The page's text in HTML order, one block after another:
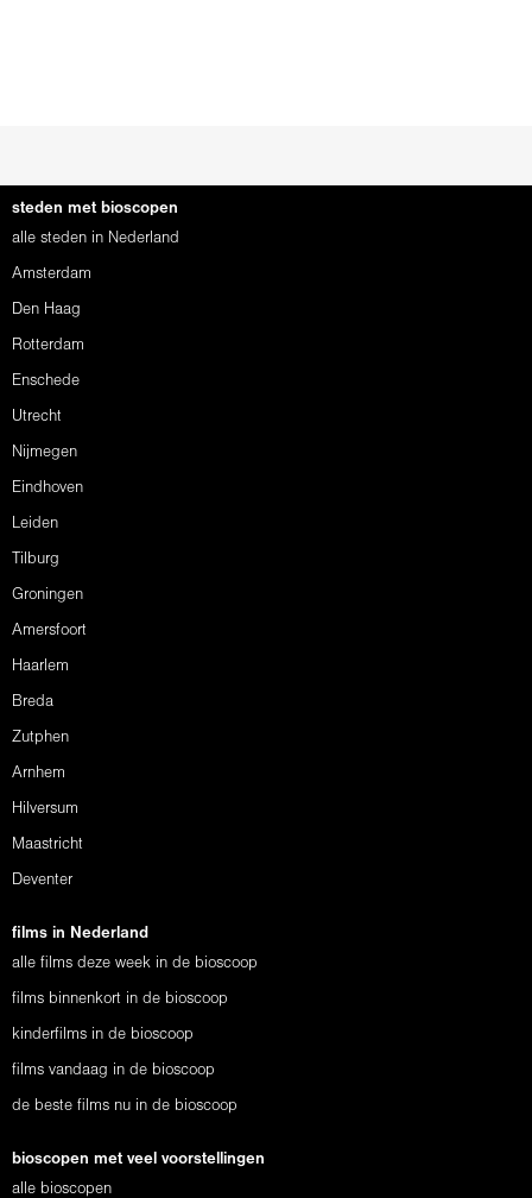
steden met bioscopen
alle steden in Nederland
Amsterdam
Den Haag
Rotterdam
Enschede
Utrecht
Nijmegen
Eindhoven
Leiden
Tilburg
Groningen
Amersfoort
Haarlem
Breda
Zutphen
Arnhem
Hilversum
Maastricht
Deventer
films in Nederland
alle films deze week in de bioscoop
films binnenkort in de bioscoop
kinderfilms in de bioscoop
films vandaag in de bioscoop
de beste films nu in de bioscoop
bioscopen met veel voorstellingen
alle bioscopen